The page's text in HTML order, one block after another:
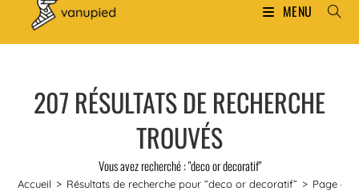
MENU
207 RÉSULTATS DE RECHERCHE
TROUVÉS
Vous avez recherché : "deco or decoratif"
Accueil > Résultats de recherche pour “deco or decoratif” > Page 4